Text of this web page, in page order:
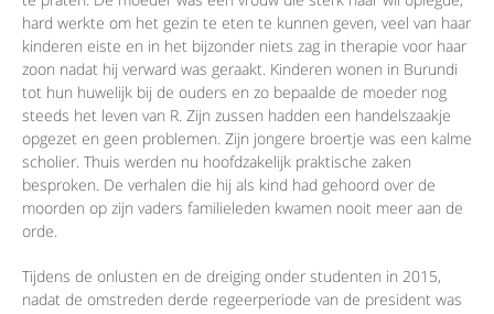
hard werkte om het gezin te eten te kunnen geven, veel van haar
kinderen eiste en in het bijzonder niets zag in therapie voor haar
zoon nadat hij verward was geraakt. Kinderen wonen in Burundi
tot hun huwelijk bij de ouders en zo bepaalde de moeder nog
steeds het leven van R. Zijn zussen hadden een handelszaakje
opgezet en geen problemen. Zijn jongere broertje was een kalme
scholier. Thuis werden nu hoofdzakelijk praktische zaken
besproken. De verhalen die hij als kind had gehoord over de
moorden op zijn vaders familieleden kwamen nooit meer aan de
orde.
Tijdens de onlusten en de dreiging onder studenten in 2015,
nadat de omstreden derde regeerperiode van de president was